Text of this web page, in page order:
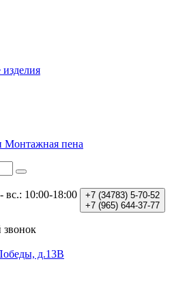
Монтажная пена
вс.: 10:00-18:00 +7 (34783) 5-70-52
+7 (965) 644-37-77
звонок
д.13В